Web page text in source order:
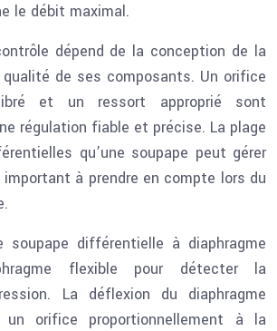
le débit maximal.
dépend de la conception de la
de ses composants. Un orifice
et un ressort approprié sont
régulation fiable et précise. La plage
qu’une soupape peut gérer
à prendre en compte lors du
soupape différentielle à diaphragme
flexible pour détecter la
La déflexion du diaphragme
orifice proportionnellement à la